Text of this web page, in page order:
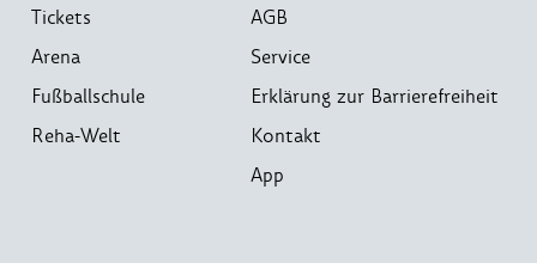
Tickets
Arena
Fußballschule
Reha-Welt
AGB
Service
Erklärung zur Barrierefreiheit
Kontakt
App